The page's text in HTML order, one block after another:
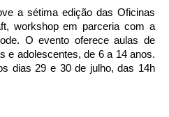
a sétima edição das Oficinas
workshop em parceria com a
O evento oferece aulas de
e adolescentes, de 6 a 14 anos.
dias 29 e 30 de julho, das 14h